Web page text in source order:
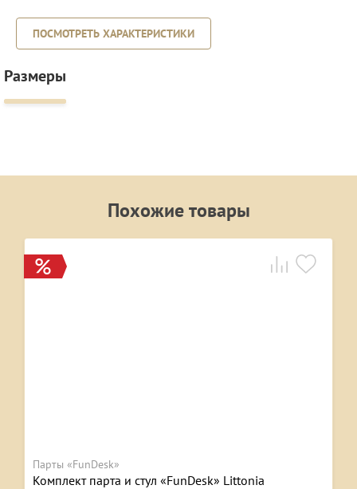
ПОСМОТРЕТЬ ХАРАКТЕРИСТИКИ
Размеры
Похожие товары
Парты «FunDesk»
Комплект парта и стул «FunDesk» Littonia